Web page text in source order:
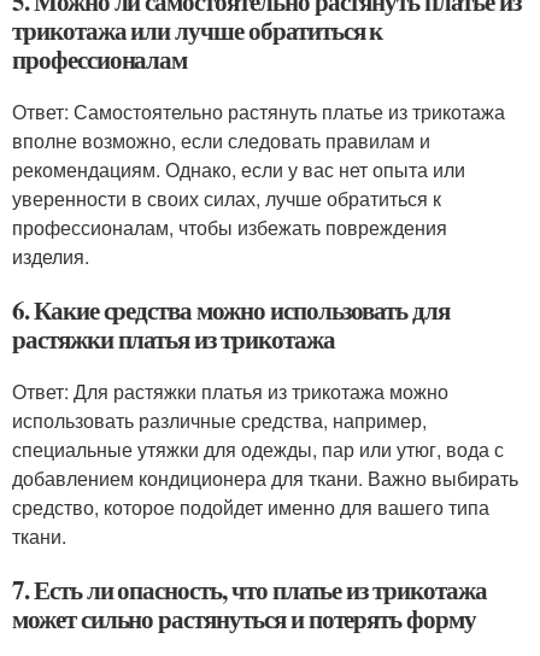
трикотажа или лучше обратиться к
профессионалам
Ответ: Самостоятельно растянуть платье из трикотажа
вполне возможно, если следовать правилам и
рекомендациям. Однако, если у вас нет опыта или
уверенности в своих силах, лучше обратиться к
профессионалам, чтобы избежать повреждения
изделия.
6. Какие средства можно использовать для
растяжки платья из трикотажа
Ответ: Для растяжки платья из трикотажа можно
использовать различные средства, например,
специальные утяжки для одежды, пар или утюг, вода с
добавлением кондиционера для ткани. Важно выбирать
средство, которое подойдет именно для вашего типа
ткани.
7. Есть ли опасность, что платье из трикотажа
может сильно растянуться и потерять форму